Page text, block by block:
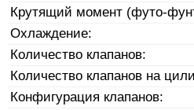
Крутящий момент (футо-
Охлаждение:
Количество клапанов:
Количество клапанов на
Конфигурация клапанов: